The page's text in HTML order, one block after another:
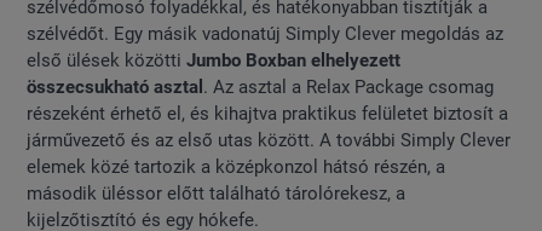
szélvédőmosó folyadékkal, és hatékonyabban tisztítják a
szélvédőt. Egy másik vadonatúj Simply Clever megoldás az
első ülések közöttiJumbo Boxban elhelyezett
összecsukható asztal . Az asztal a Relax Package csomag
részeként érhető el, és kihajtva praktikus felületet biztosít a
járművezető és az első utas között. A további Simply Clever
elemek közé tartozik a középkonzol hátsó részén, a
második üléssor előtt található tárolórekesz, a
kijelzőtisztító és egy hókefe.